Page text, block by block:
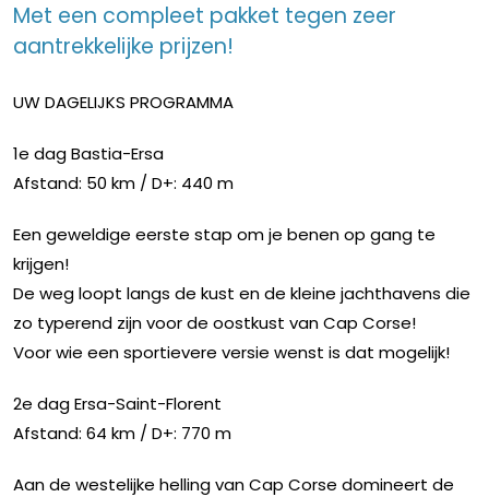
Met een compleet pakket tegen zeer
aantrekkelijke prijzen!
UW DAGELIJKS PROGRAMMA
1e dag Bastia-Ersa
Afstand: 50 km / D+: 440 m
Een geweldige eerste stap om je benen op gang te
krijgen!
De weg loopt langs de kust en de kleine jachthavens die
zo typerend zijn voor de oostkust van Cap Corse!
Voor wie een sportievere versie wenst is dat mogelijk!
2e dag Ersa-Saint-Florent
Afstand: 64 km / D+: 770 m
Aan de westelijke helling van Cap Corse domineert de